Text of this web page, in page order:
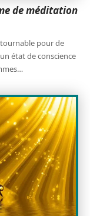
de méditation
pour de
état de conscience
…